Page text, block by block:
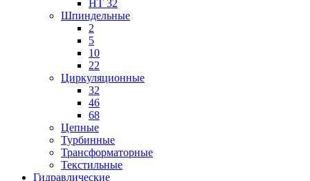
HT 32
Шпиндельные
2
5
10
22
Циркуляционные
32
46
68
Цепные
Турбинные
Трансформаторные
Текстильные
Гидравлические